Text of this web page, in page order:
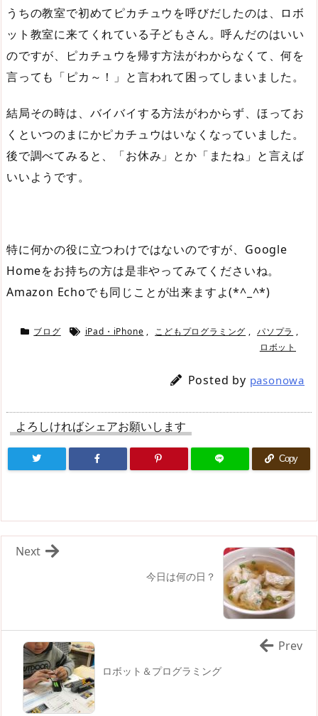
うちの教室で初めてピカチュウを呼びだしたのは、ロボ
ット教室に来てくれている子どもさん。呼んだのはいい
のですが、ピカチュウを帰す方法がわからなくて、何を
言っても「ピカ～！」と言われて困ってしまいました。
結局その時は、バイバイする方法がわからず、ほってお
くといつのまにかピカチュウはいなくなっていました。
後で調べてみると、「お休み」とか「またね」と言えば
いいようです。
特に何かの役に立つわけではないのですが、Google
Homeをお持ちの方は是非やってみてくださいね。
Amazon Echoでも同じことが出来ますよ(*^_^*)
ブログ iPad・iPhone , こどもプログラミング , パソプラ ,
ロボット
Posted by pasonowa
よろしければシェアお願いします
Copy
今日は何の日？
Next
ロボット＆プログラミング
Prev